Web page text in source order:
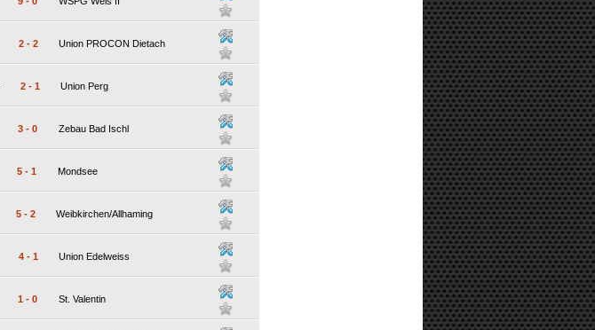
2 - 2 Union PROCON Dietach
2 - 1 Union Perg
3 - 0 Zebau Bad Ischl
5 - 1 Mondsee
5 - 2 Weibkirchen/Allhaming
4 - 1 Union Edelweiss
1 - 0 St. Valentin